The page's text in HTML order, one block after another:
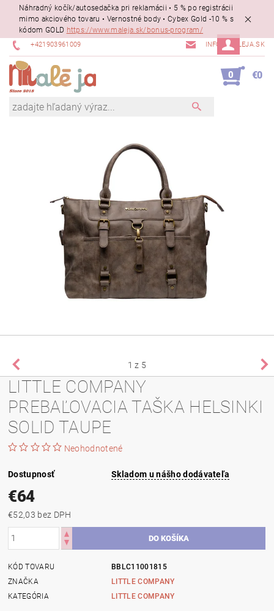
Náhradný kočík/autosedačka pri reklamácii • 5 % po registrácii
mimo akciového tovaru • Vernostné body • Cybex Gold -10 % s
kódom GOLD https://www.maleja.sk/bonus-program/
+421903961009 INFO@MALEJA.SK
0 €0
1 z 5
LITTLE COMPANY
PREBAĽOVACIA TAŠKA HELSINKI
SOLID TAUPE
Neohodnotené
Dostupnosť Skladom u nášho dodávateľa
€64
€52,03 bez DPH
KÓD TOVARU
BBLC11001815
ZNAČKA
LITTLE COMPANY
KATEGÓRIA
LITTLE COMPANY